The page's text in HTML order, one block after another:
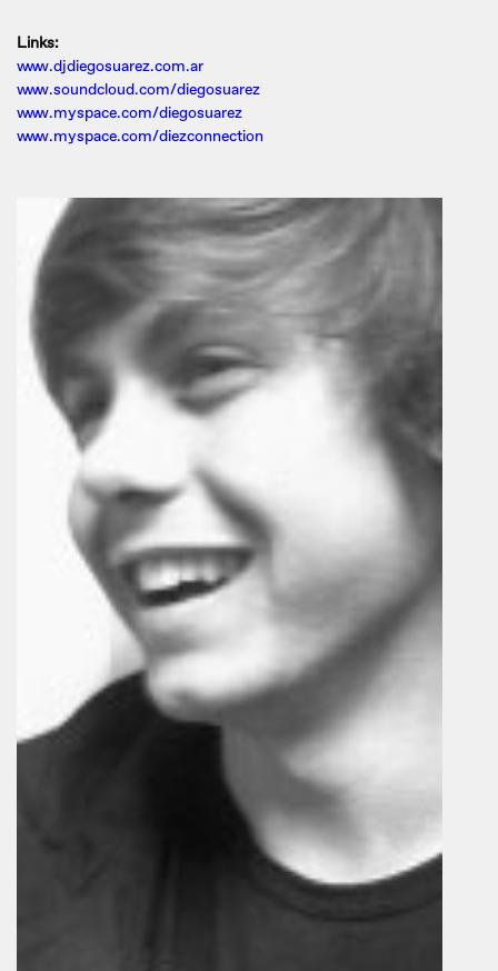
Links:
www.djdiegosuarez.com.ar
www.soundcloud.com/diegosuarez
www.myspace.com/diegosuarez
www.myspace.com/diezconnection